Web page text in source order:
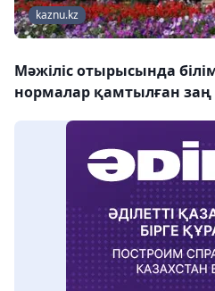
kaznu.kz
Мәжіліс отырысында
нормалар қамтылған